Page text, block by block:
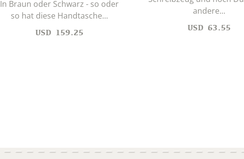
In Braun oder Schwarz - so oder
so hat diese Handtasche...
USD 159.25
andere...
USD 63.55